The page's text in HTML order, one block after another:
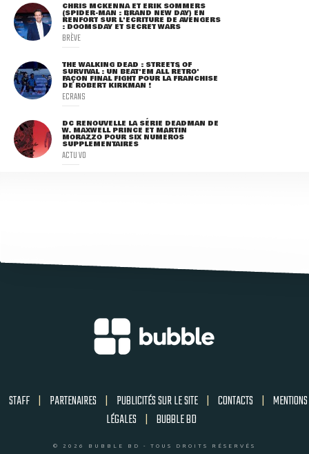
CHRIS MCKENNA ET ERIK SOMMERS
(SPIDER-MAN : BRAND NEW DAY) EN
RENFORT SUR L'ÉCRITURE DE AVENGERS
: DOOMSDAY ET SECRET WARS
BRÈVE
THE WALKING DEAD : STREETS OF
SURVIVAL : UN BEAT'EM ALL RÉTRO'
FAÇON FINAL FIGHT POUR LA FRANCHISE
DE ROBERT KIRKMAN !
ECRANS
DC RENOUVELLE LA SÉRIE DEADMAN DE
W. MAXWELL PRINCE ET MARTIN
MORAZZO POUR SIX NUMÉROS
SUPPLÉMENTAIRES
ACTU VO
STAFF | PARTENAIRES | PUBLICITÉS SUR LE SITE | CONTACTS | MENTIONS
LÉGALES | BUBBLE BD
© 2026 BUBBLE BD - TOUS DROITS RÉSERVÉS